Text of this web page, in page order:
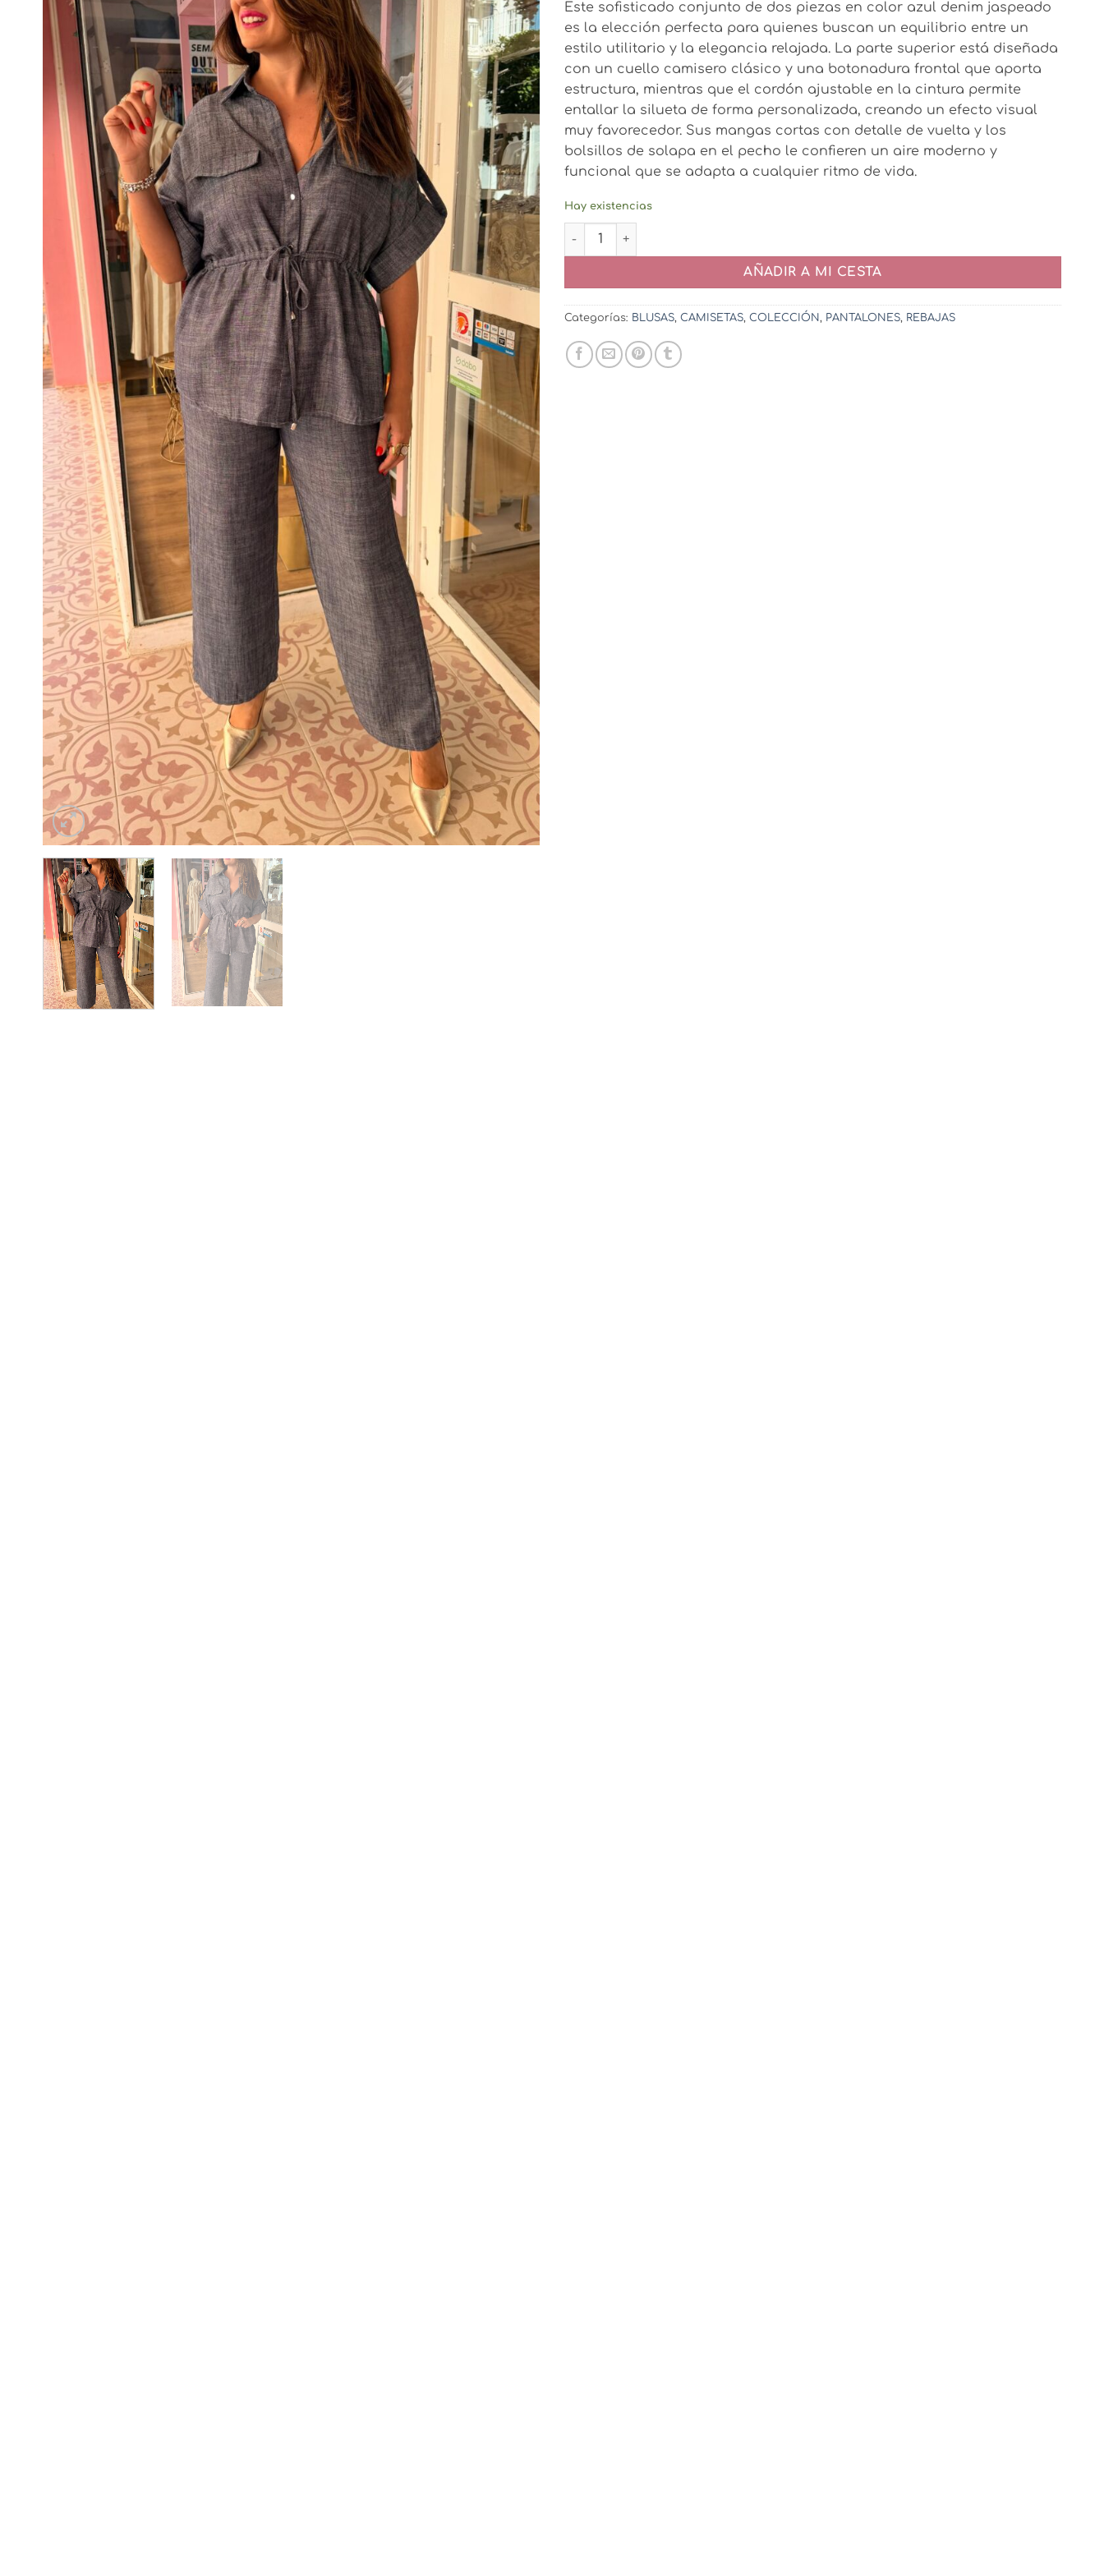
49,95€.29,95€.
Este sofisticado conjunto de dos piezas en color azul denim jaspeado
es la elección perfecta para quienes buscan un equilibrio entre un
estilo utilitario y la elegancia relajada. La parte superior está diseñada
con un cuello camisero clásico y una botonadura frontal que aporta
estructura, mientras que el cordón ajustable en la cintura permite
entallar la silueta de forma personalizada, creando un efecto visual
muy favorecedor. Sus mangas cortas con detalle de vuelta y los
bolsillos de solapa en el pecho le confieren un aire moderno y
funcional que se adapta a cualquier ritmo de vida.
Hay existencias
Conjunto Triana Azul cantidad
AÑADIR A MI CESTA
Categorías: BLUSAS, CAMISETAS, COLECCIÓN, PANTALONES, REBAJAS